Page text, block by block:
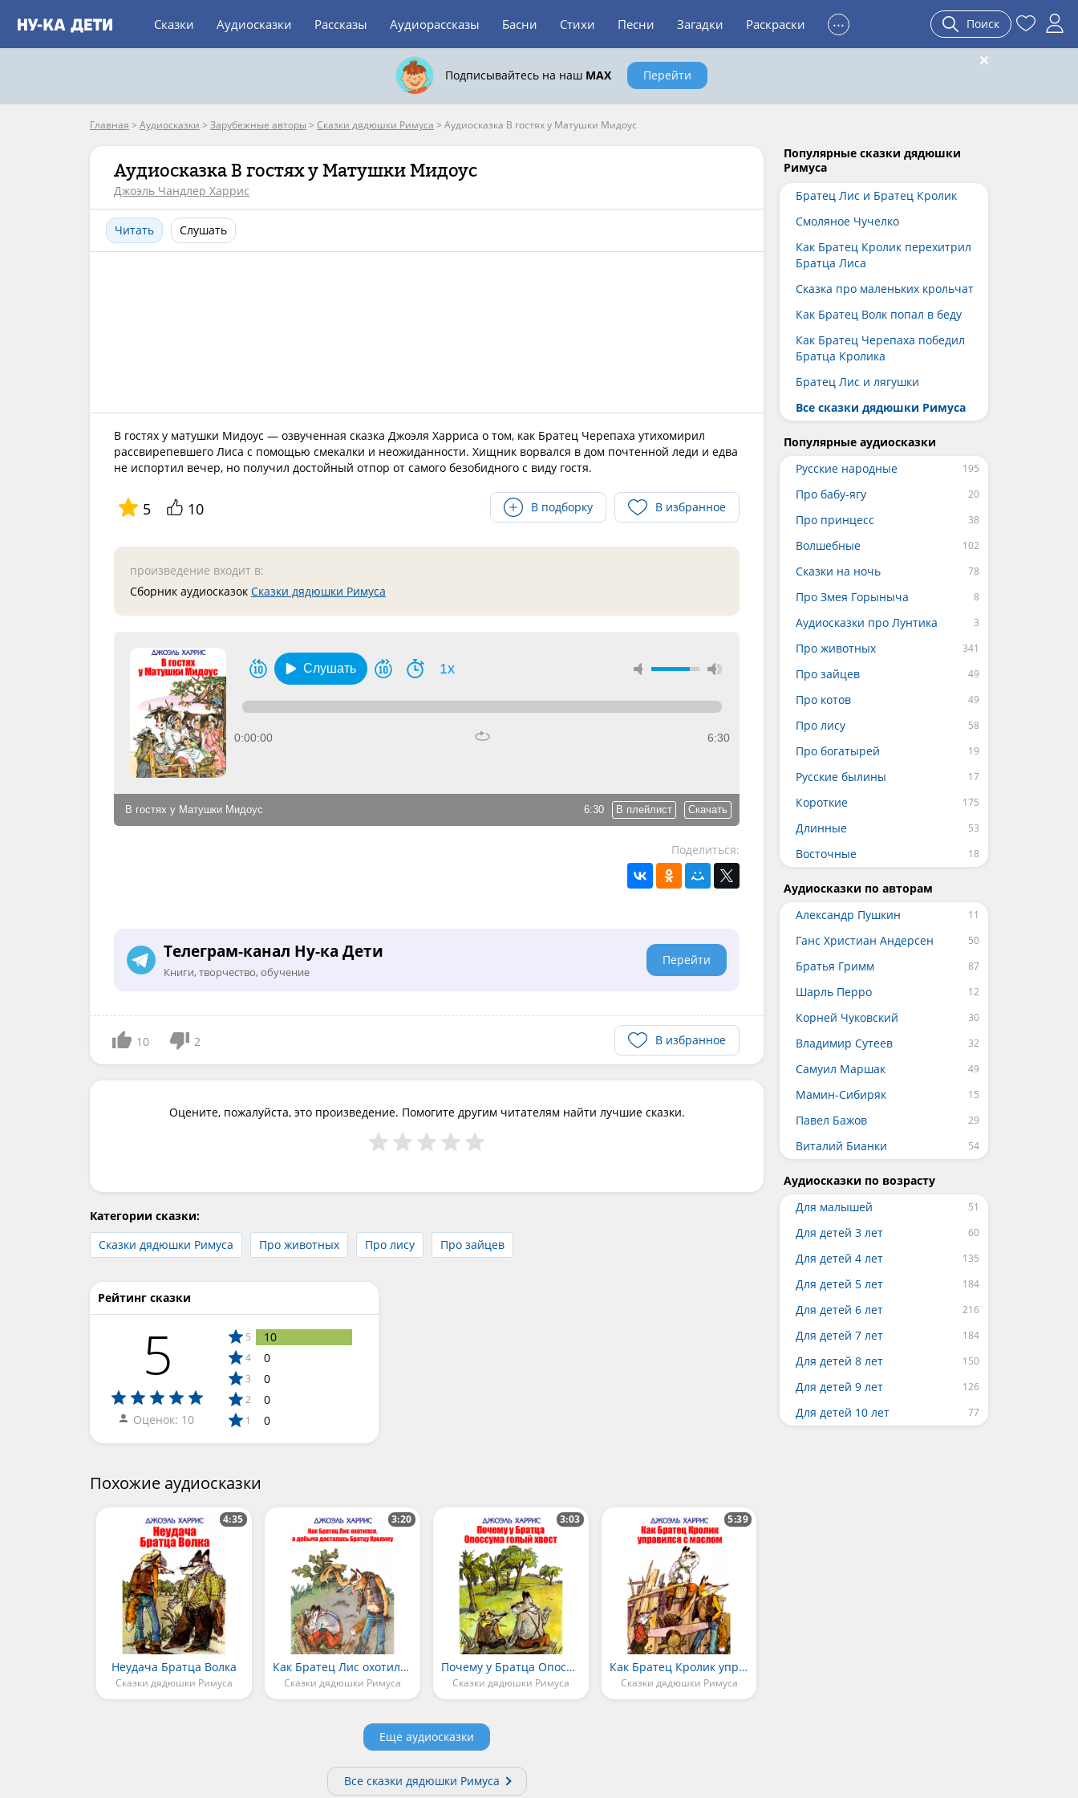
Сказки Аудиосказки Рассказы Аудиорассказы Басни Стихи Песни Загадки Раскраски ... Поиск
Подписывайтесь на наш MAX Перейти
Главная > Аудиосказки > Зарубежные авторы > Сказки дядюшки Римуса > Аудиосказка В гостях у Матушки Мидоус
Аудиосказка В гостях у Матушки Мидоус
Джоэль Чандлер Харрис
Читать Слушать
В гостях у матушки Мидоус — озвученная сказка Джоэля Харриса о том, как Братец Черепаха утихомирил
рассвирепевшего Лиса с помощью смекалки и неожиданности. Хищник ворвался в дом почтенной леди и едва
не испортил вечер, но получил достойный отпор от самого безобидного с виду гостя.
5 10 В подборку В избранное
произведение входит в:
Сборник аудиосказок Сказки дядюшки Римуса
Слушать 1x
0:00:00 6:30
6:30 В плейлист Скачать
В гостях у Матушки Мидоус
Поделиться:
Телеграм-канал Ну-ка Дети
Книги, творчество, обучение
Перейти
10 2 В избранное
Оцените, пожалуйста, это произведение. Помогите другим читателям найти лучшие сказки.
Категории сказки:
Сказки дядюшки Римуса
Про животных Про лису Про зайцев
Рейтинг сказки
5
Оценок: 10
5 10
4 0
3 0
2 0
1 0
Похожие аудиосказки
Неудача Братца Волка
Сказки дядюшки Римуса
4:35
Как Братец Лис охотился, а добыча досталась Братцу Кролику
Сказки дядюшки Римуса
3:20
Почему у Братца Опоссума голый хвост
Сказки дядюшки Римуса
3:03
Как Братец Кролик управился с маслом
Сказки дядюшки Римуса
5:39
Еще аудиосказки
Все сказки дядюшки Римуса
Популярные сказки дядюшки
Римуса
Братец Лис и Братец Кролик
Смоляное Чучелко
Как Братец Кролик перехитрил
Братца Лиса
Сказка про маленьких крольчат
Как Братец Волк попал в беду
Как Братец Черепаха победил
Братца Кролика
Братец Лис и лягушки
Все сказки дядюшки Римуса
Популярные аудиосказки
Русские народные
Про бабу-ягу
Про принцесс
Волшебные
Сказки на ночь
Про Змея Горыныча
Аудиосказки про Лунтика
Про животных
Про зайцев
Про котов
Про лису
Про богатырей
Русские былины
Короткие
Длинные
Восточные
Аудиосказки по авторам
Александр Пушкин
Ганс Христиан Андерсен
Братья Гримм
Шарль Перро
Корней Чуковский
Владимир Сутеев
Самуил Маршак
Мамин-Сибиряк
Павел Бажов
Виталий Бианки
Аудиосказки по возрасту
Для малышей
Для детей 3 лет
Для детей 4 лет
Для детей 5 лет
Для детей 6 лет
Для детей 7 лет
Для детей 8 лет
Для детей 9 лет
Для детей 10 лет